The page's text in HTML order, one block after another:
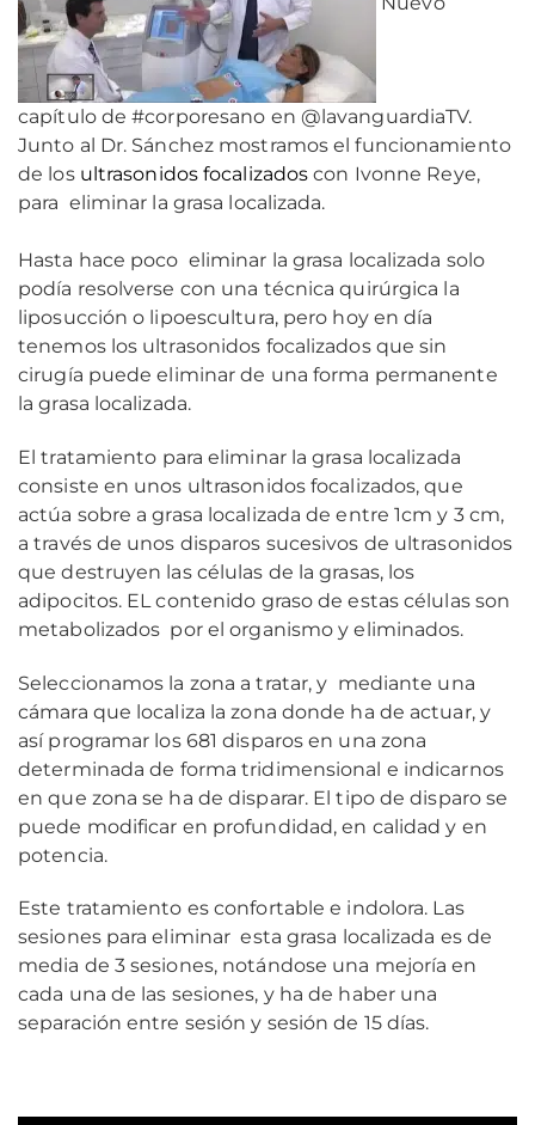
capítulo de #corporesano en @lavanguardiaTV.
Junto al Dr. Sánchez mostramos el funcionamiento
de los ultrasonidos focalizados con Ivonne Reye,
para eliminar la grasa localizada.
Hasta hace poco eliminar la grasa localizada solo
podía resolverse con una técnica quirúrgica la
liposucción o lipoescultura, pero hoy en día
tenemos los ultrasonidos focalizados que sin
cirugía puede eliminar de una forma permanente
la grasa localizada.
El tratamiento para eliminar la grasa localizada
consiste en unos ultrasonidos focalizados, que
actúa sobre a grasa localizada de entre 1cm y 3 cm,
a través de unos disparos sucesivos de ultrasonidos
que destruyen las células de la grasas, los
adipocitos. EL contenido graso de estas células son
metabolizados por el organismo y eliminados.
Seleccionamos la zona a tratar, y mediante una
cámara que localiza la zona donde ha de actuar, y
así programar los 681 disparos en una zona
determinada de forma tridimensional e indicarnos
en que zona se ha de disparar. El tipo de disparo se
puede modificar en profundidad, en calidad y en
potencia.
Este tratamiento es confortable e indolora. Las
sesiones para eliminar esta grasa localizada es de
media de 3 sesiones, notándose una mejoría en
cada una de las sesiones, y ha de haber una
separación entre sesión y sesión de 15 días.